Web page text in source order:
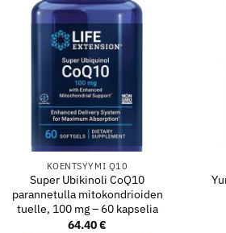
KOENTSYYMI Q10
Super Ubikinoli CoQ10
parannetulla mitokondrioiden
tuelle, 100 mg – 60 kapselia
64.40€